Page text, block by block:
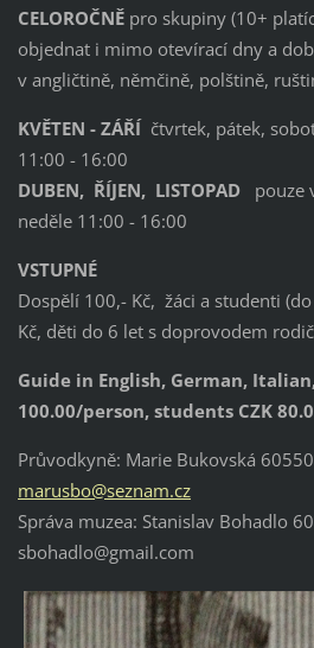
CELOROČNĚpro skupiny (10+
objednat i mimo otevírací dny a
v angličtině, němčině, polštině,
KVĚTEN - ZÁŘÍ čtvrtek, pátek,
11:00 - 16:00
DUBEN, ŘÍJEN, LISTOPAD pouze
neděle 11:00 - 16:00
VSTUPNÉ
Dospělí 100,- Kč, žáci a studenti
Kč, děti do 6 let s doprovodem
Guide in English, German,
100.00/person, students CZK
Průvodkyně: Marie Bukovská
marusbo@seznam.cz
Správa muzea: Stanislav Bohadlo
sbohadlo@gmail.com